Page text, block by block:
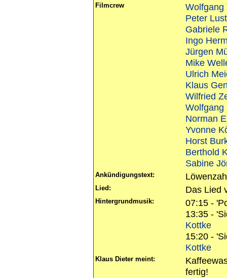
Filmcrew
Wolfgang
Peter
Gabriele
Ingo
Jürgen
Mike
Ulrich
Klaus
Wilfried
Wolfgang
Norman
Yvonne
Horst
Berthold
Sabine
Ankündigungstext:
Lied: Das Lied
Hintergrundmusik:
07:15 -
13:35 -
Kottke
15:20 -
Kottke
Klaus Dieter meint:
fertig!